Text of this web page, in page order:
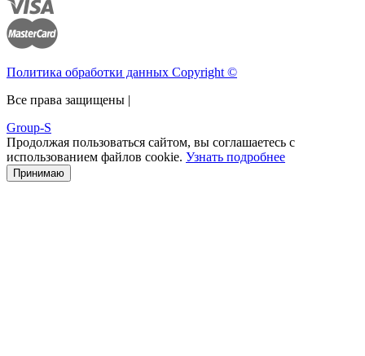
Политика обработки данных Copyright ©
Все права защищены |
Group-S
Продолжая пользоваться сайтом, вы соглашаетесь с
использованием файлов cookie. Узнать подробнее
Принимаю